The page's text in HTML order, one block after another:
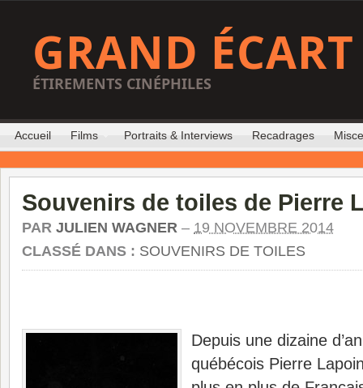
GRAND ÉCART
ÉTIREMENTS CINÉPHILES
Accueil Films Portraits & Interviews Recadrages
Souvenirs de toiles de Pierre
PAR JULIEN WAGNER – 19 NOVEMBRE 2014
CLASSÉ DANS : SOUVENIRS DE TOILES
Depuis une dizaine
québécois Pierre